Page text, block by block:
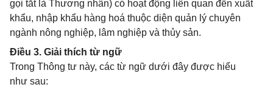
gọi tắt là Thương nhân) có hoạt động liên quan đến xuất
khẩu, nhập khẩu hàng hoá thuộc diện quản lý chuyên
ngành nông nghiệp, lâm nghiệp và thủy sản.
Điều 3. Giải thích từ ngữ
Trong Thông tư này, các từ ngữ dưới đây được hiểu
như sau: